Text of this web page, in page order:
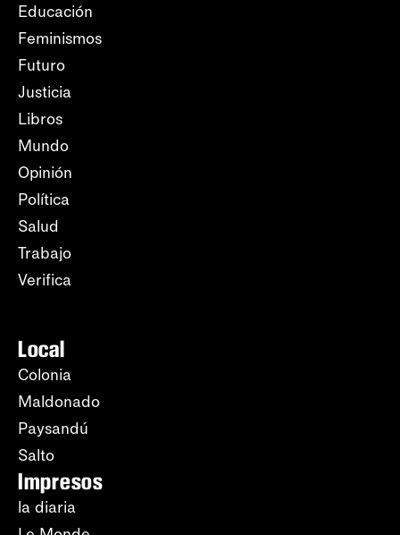
Educación
Feminismos
Futuro
Justicia
Libros
Mundo
Opinión
Política
Salud
Trabajo
Verifica
Local
Colonia
Maldonado
Paysandú
Salto
Impresos
la diaria